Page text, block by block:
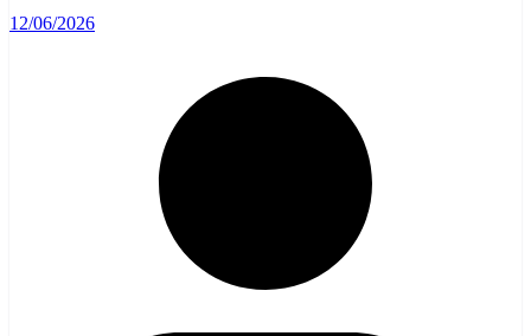
12/06/2026